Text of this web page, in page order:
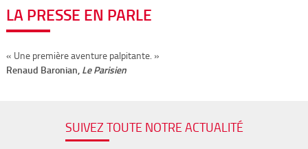
LA PRESSE EN PARLE
« Une première aventure palpitante. »
Renaud Baronian, Le Parisien
SUIVEZ TOUTE NOTRE ACTUALITÉ